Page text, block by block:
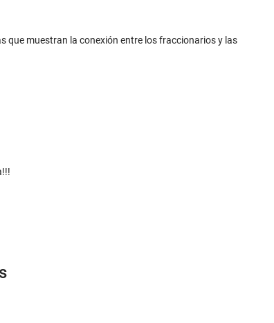
que muestran la conexión entre los fraccionarios y las